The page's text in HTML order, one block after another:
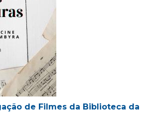
de Filmes da Biblioteca da